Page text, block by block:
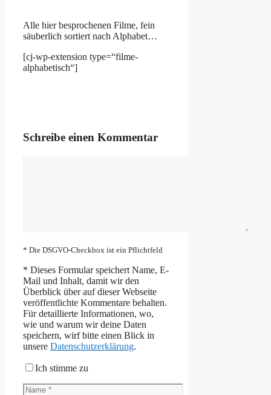
Alle hier besprochenen Filme, fein
säuberlich sortiert nach Alphabet…
[cj-wp-extension type=“filme-
alphabetisch“]
Schreibe einen Kommentar
* Die DSGVO-Checkbox ist ein Pflichtfeld
* Dieses Formular speichert Name, E-
Mail und Inhalt, damit wir den
Überblick über auf dieser Webseite
veröffentlichte Kommentare behalten.
Für detaillierte Informationen, wo,
wie und warum wir deine Daten
speichern, wirf bitte einen Blick in
unsere Datenschutzerklärung.
Ich stimme zu
Name